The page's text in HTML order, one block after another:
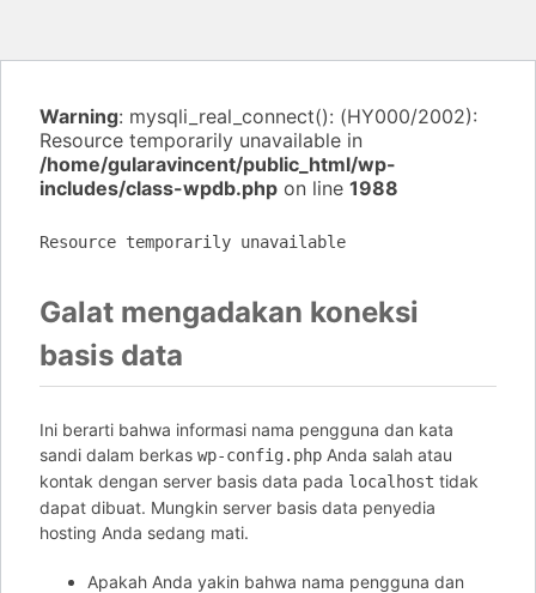
Warning: mysqli_real_connect(): (HY000/2002):
Resource temporarily unavailable in
/home/gularavincent/public_html/wp-
includes/class-wpdb.php on line 1988
Resource temporarily unavailable
Galat mengadakan koneksi
basis data
Ini berarti bahwa informasi nama pengguna dan kata
sandi dalam berkas wp-config.php Anda salah atau
kontak dengan server basis data pada localhost tidak
dapat dibuat. Mungkin server basis data penyedia
hosting Anda sedang mati.
Apakah Anda yakin bahwa nama pengguna dan